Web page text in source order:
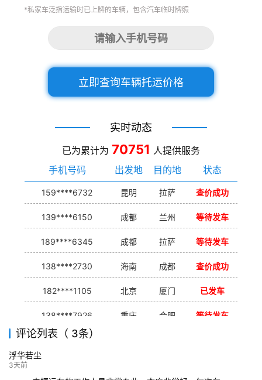
*私家车泛指运输时已上牌的车辆，包含汽车临时牌照
立即查询车辆托运价格
实时动态
已为累计为 70751 人提供服务
手机号码
出发地 目的地 状态
159****6732 昆明 拉萨 查价成功
139****6150 成都 兰州 等待发车
189****6345 成都 拉萨 等待发车
138****2730 海南 成都 查价成功
182****1105 北京 厦门 已发车
138****7926 重庆 合肥 等待发车
139****9233
评论列表（ 3条）
浮华若尘
3天前